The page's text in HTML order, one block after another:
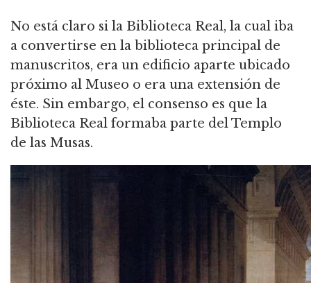
No está claro si la Biblioteca Real, la cual iba
a convertirse en la biblioteca principal de
manuscritos, era un edificio aparte ubicado
próximo al Museo o era una extensión de
éste. Sin embargo, el consenso es que la
Biblioteca Real formaba parte del Templo
de las Musas.